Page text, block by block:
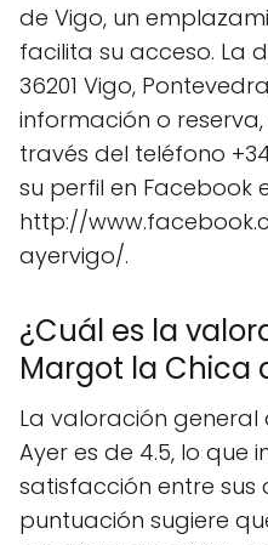
de Vigo, un
facilita su acceso. La
36201 Vigo,
información o
través del teléfono
su perfil en Facebook
http://
ayervigo/.
¿Cuál es la
Margot la Chica
La valoración
Ayer es de 4.5, lo que
satisfacción entre sus
puntuación sugiere